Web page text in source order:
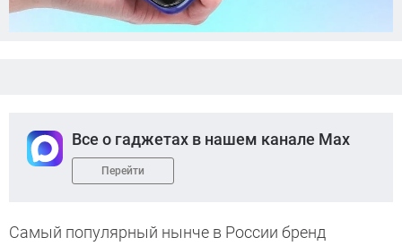
Все о гаджетах в нашем канале Max
Перейти
Самый популярный нынче в России бренд